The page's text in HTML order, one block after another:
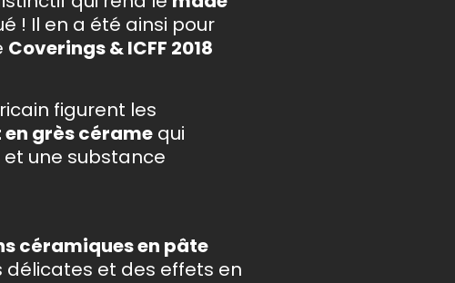
! Il en a été ainsi pour
Coverings & ICFF 2018
figurent les
grès céramequi
une substance
céramiques en pâte
délicates et des effets en